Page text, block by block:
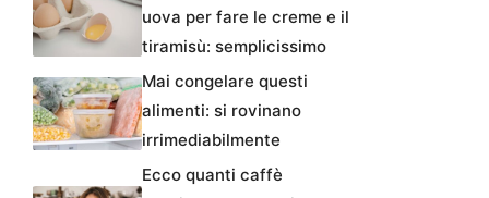
uova per fare le creme e il
tiramisù: semplicissimo
Mai congelare questi
alimenti: si rovinano
irrimediabilmente
Ecco quanti caffè